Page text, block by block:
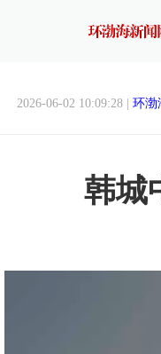
2026-06-02 10:09:28 | 环渤
韩城